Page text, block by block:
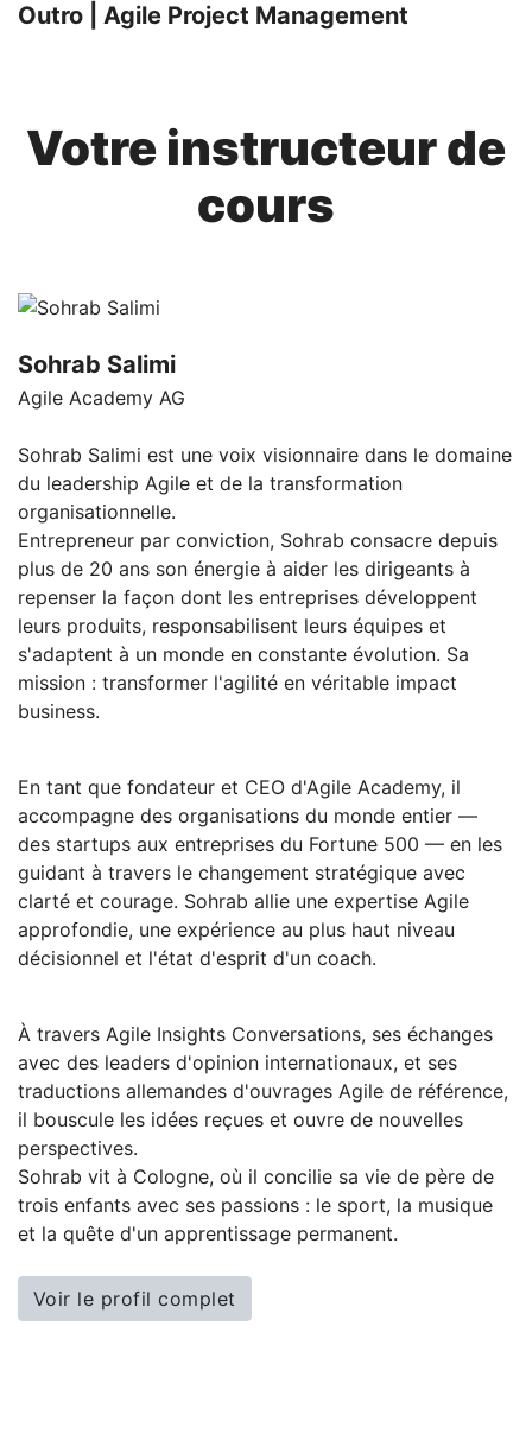
Outro | Agile Project Management
Votre instructeur de
cours
Sohrab Salimi
Agile Academy AG
Sohrab Salimi est une voix visionnaire dans le domaine
du leadership Agile et de la transformation
organisationnelle.
Entrepreneur par conviction, Sohrab consacre depuis
plus de 20 ans son énergie à aider les dirigeants à
repenser la façon dont les entreprises développent
leurs produits, responsabilisent leurs équipes et
s'adaptent à un monde en constante évolution. Sa
mission : transformer l'agilité en véritable impact
business.
En tant que fondateur et CEO d'Agile Academy, il
accompagne des organisations du monde entier —
des startups aux entreprises du Fortune 500 — en les
guidant à travers le changement stratégique avec
clarté et courage. Sohrab allie une expertise Agile
approfondie, une expérience au plus haut niveau
décisionnel et l'état d'esprit d'un coach.
À travers Agile Insights Conversations, ses échanges
avec des leaders d'opinion internationaux, et ses
traductions allemandes d'ouvrages Agile de référence,
il bouscule les idées reçues et ouvre de nouvelles
perspectives.
Sohrab vit à Cologne, où il concilie sa vie de père de
trois enfants avec ses passions : le sport, la musique
et la quête d'un apprentissage permanent.
Voir le profil complet